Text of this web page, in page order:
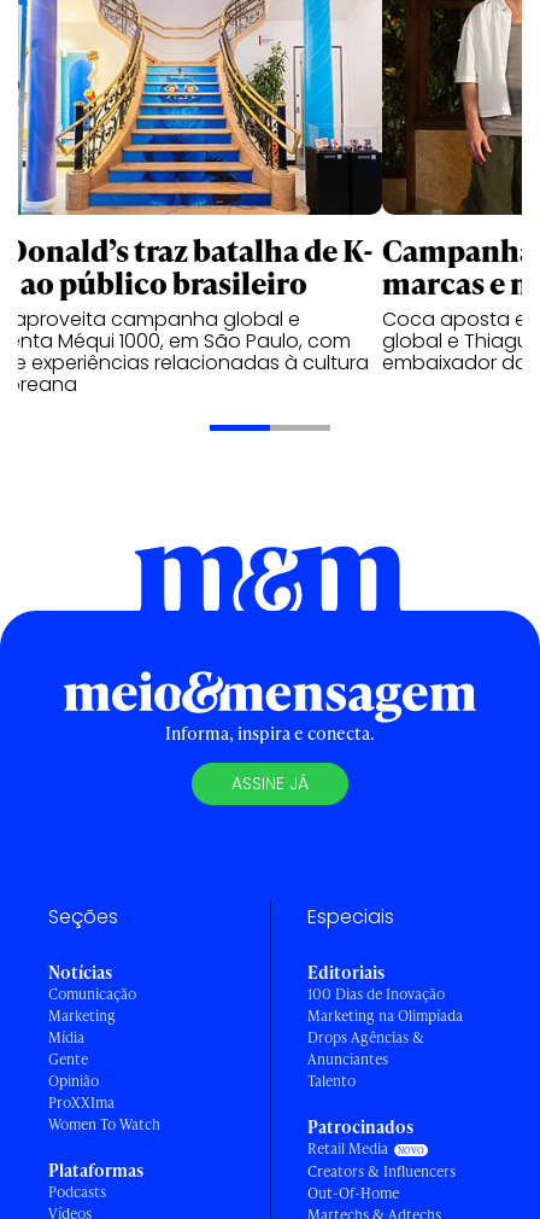
traz batalha de K-
ao público brasileiro
aproveita campanha global e
Méqui 1000, em São Paulo, com
e experiências relacionadas à cultura
marcas e
Coca aposta
global e
embaixador da
Informa, inspira e conecta.
ASSINE JÁ
Seções
Notícias
Comunicação
Marketing
Mídia
Gente
Opinião
ProXXIma
Women To Watch
Plataformas
Podcasts
Vídeos
Especiais
Editoriais
100 Dias de Inovação
Marketing na Olimpíada
Drops Agências &
Anunciantes
Talento
Patrocinados
Retail Media
Creators & Influencers
Out-Of-Home
Martechs & Adtechs